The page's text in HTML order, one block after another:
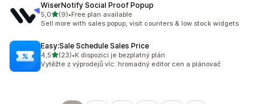
WiserNotify Social Proof Popup
5,0z 5 hvězd
(9)
Celkový počet recenzí: 9
•Free plan available
Sell more with sales popup, visit counters & low stock widgets
Easy:Sale Schedule Sales Price
4,5z 5 hvězd
(23)
Celkový počet recenzí: 23
•K dispozici je bezplatný plán
Vytěžte z výprodejů víc: hromadný editor cen a plánovač